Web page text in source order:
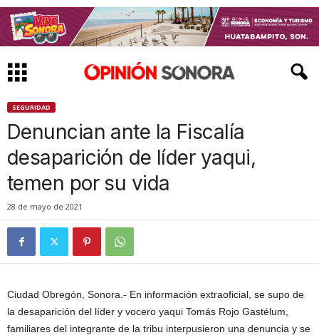
SEGURIDAD
Denuncian ante la Fiscalía
desaparición de líder yaqui,
temen por su vida
28 de mayo de 2021
Ciudad Obregón, Sonora.- En información extraoficial, se supo de
la desaparición del líder y vocero yaqui Tomás Rojo Gastélum,
familiares del integrante de la tribu interpusieron una denuncia y se